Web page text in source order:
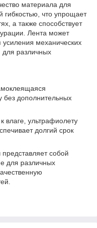
материала для
гибкостью, что упрощает
а также способствует
Лента может
механических
для различных
без дополнительных
влаге, ультрафиолету
долгий срок
представляет собой
для различных